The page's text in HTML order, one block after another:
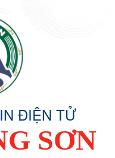
ĐIỆN TỬ
SƠN